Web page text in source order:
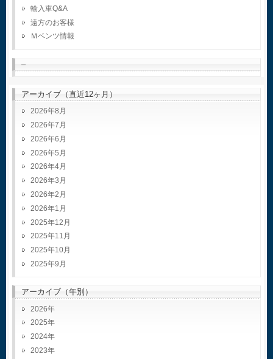
輸入車Q&A
遠方のお客様
Ｍベンツ情報
–
アーカイブ（直近12ヶ月）
2026年8月
2026年7月
2026年6月
2026年5月
2026年4月
2026年3月
2026年2月
2026年1月
2025年12月
2025年11月
2025年10月
2025年9月
アーカイブ（年別）
2026
2025
2024
2023